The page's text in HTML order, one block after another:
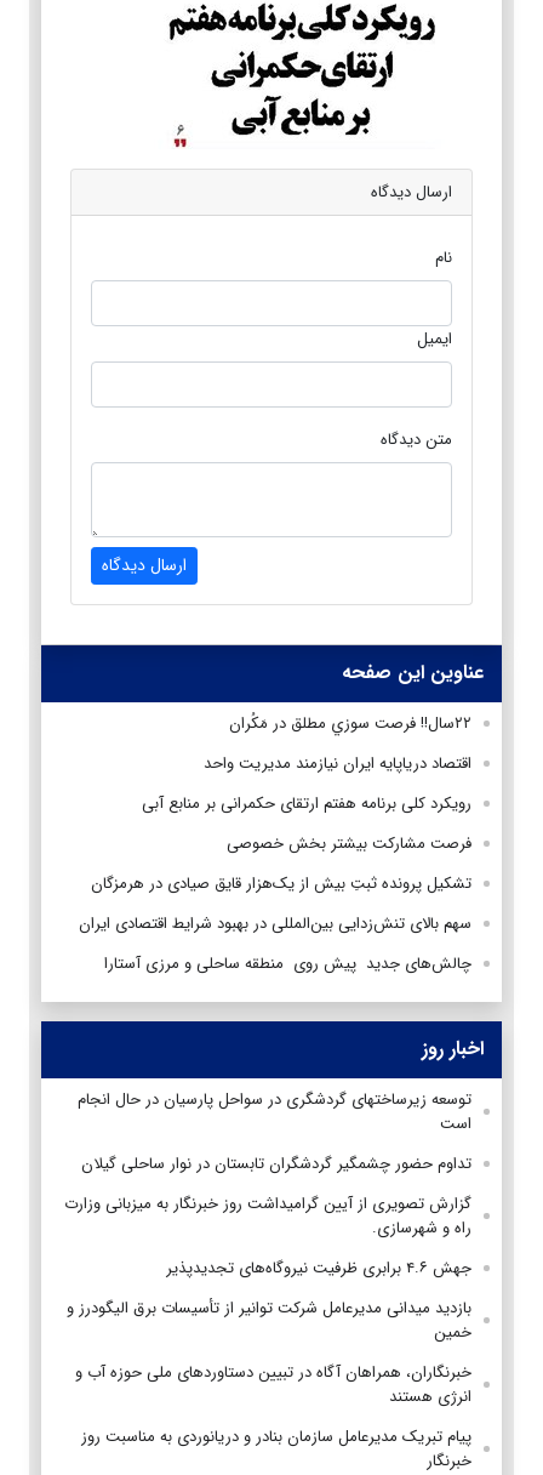
ارسال دیدگاه
نام
ایمیل
متن دیدگاه
ارسال دیدگاه
عناوین این صفحه
۲۲‌سال!! فرصت سوزي مطلق در مَكُران
اقتصاد درياپايه ايران نيازمند مديريت واحد
رویکرد کلی برنامه هفتم ارتقای حکمرانی بر منابع آبی
فرصت مشارکت بیشتر بخش خصوصی
تشکیل پرونده ثبتِ بیش از یک‌هزار قایق صیادی در هرمزگان
سهم بالای تنش‌زدایی بین‌المللی در بهبود شرایط اقتصادی ایران
چالش‌های جدید پیش روی منطقه ساحلی و مرزی آستارا
اخبار روز
توسعه زیرساختهای گردشگری در سواحل پارسیان در حال انجام
است
تداوم حضور چشمگیر گردشگران تابستان در نوار ساحلی گیلان
گزارش تصویری از آیین گرامیداشت روز خبرنگار به میزبانی وزارت
راه و شهرسازی.
جهش ۴.۶ برابری ظرفیت نیروگاه‌های تجدیدپذیر
بازدید میدانی مدیرعامل شرکت توانیر از تأسیسات برق الیگودرز و
خمین
خبرنگاران، همراهان آگاه در تبیین دستاوردهای ملی حوزه آب و
انرژی هستند
پیام تبریک مدیرعامل سازمان بنادر و دریانوردی به مناسبت روز
خبرنگار